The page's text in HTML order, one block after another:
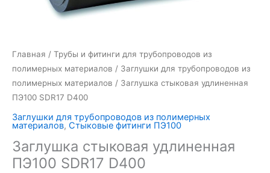
Главная / Трубы и фитинги для трубопроводов из
полимерных материалов / Заглушки для трубопроводов из
полимерных материалов / Заглушка стыковая удлиненная
ПЭ100 SDR17 D400
Заглушки для трубопроводов из полимерных
материалов, Стыковые фитинги ПЭ100
Заглушка стыковая удлиненная
ПЭ100 SDR17 D400